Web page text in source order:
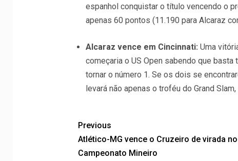
espanhol conquistar o título vencendo o
apenas 60 pontos (11.190 para Alcaraz
Alcaraz vence em Cincinnati: Uma
começaria o US Open sabendo que
tornar o número 1. Se os dois se
levará não apenas o troféu do Grand
Previous
Atlético-MG vence o Cruzeiro de virada no
Campeonato Mineiro